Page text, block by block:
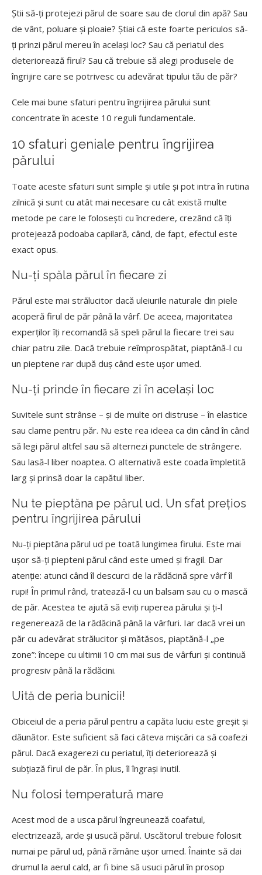
Știi să-ți protejezi părul de soare sau de clorul din apă? Sau
de vânt, poluare și ploaie? Știai că este foarte periculos să-
ți prinzi părul mereu în același loc? Sau că periatul des
deteriorează firul? Sau că trebuie să alegi produsele de
îngrijire care se potrivesc cu adevărat tipului tău de păr?
Cele mai bune sfaturi pentru îngrijirea părului sunt
concentrate în aceste 10 reguli fundamentale.
10 sfaturi geniale pentru îngrijirea
părului
Toate aceste sfaturi sunt simple și utile și pot intra în rutina
zilnică și sunt cu atât mai necesare cu cât există multe
metode pe care le folosești cu încredere, crezând că îți
protejează podoaba capilară, când, de fapt, efectul este
exact opus.
Nu-ți spăla părul în fiecare zi
Părul este mai strălucitor dacă uleiurile naturale din piele
acoperă firul de păr până la vârf. De aceea, majoritatea
experților îți recomandă să speli părul la fiecare trei sau
chiar patru zile. Dacă trebuie reîmprospătat, piaptănă-l cu
un pieptene rar după duș când este ușor umed.
Nu-ți prinde în fiecare zi în același loc
Suvitele sunt strânse – și de multe ori distruse – în elastice
sau clame pentru păr. Nu este rea ideea ca din când în când
să legi părul altfel sau să alternezi punctele de strângere.
Sau lasă-l liber noaptea. O alternativă este coada împletită
larg și prinsă doar la capătul liber.
Nu te pieptăna pe părul ud. Un sfat prețios
pentru îngrijirea părului
Nu-ți pieptăna părul ud pe toată lungimea firului. Este mai
ușor să-ți piepteni părul când este umed și fragil. Dar
atenție: atunci când îl descurci de la rădăcină spre vârf îl
rupi! În primul rând, tratează-l cu un balsam sau cu o mască
de păr. Acestea te ajută să eviți ruperea părului și ți-l
regenerează de la rădăcină până la vârfuri. Iar dacă vrei un
păr cu adevărat strălucitor și mătăsos, piaptănă-l „pe
zone”: începe cu ultimii 10 cm mai sus de vârfuri și continuă
progresiv până la rădăcini.
Uită de peria bunicii!
Obiceiul de a peria părul pentru a capăta luciu este greșit și
dăunător. Este suficient să faci câteva mișcări ca să coafezi
părul. Dacă exagerezi cu periatul, îți deteriorează și
subțiază firul de păr. În plus, îl îngrași inutil.
Nu folosi temperatură mare
Acest mod de a usca părul îngreunează coafatul,
electrizează, arde și usucă părul. Uscătorul trebuie folosit
numai pe părul ud, până rămâne ușor umed. Înainte să dai
drumul la aerul cald, ar fi bine să usuci părul în prosop